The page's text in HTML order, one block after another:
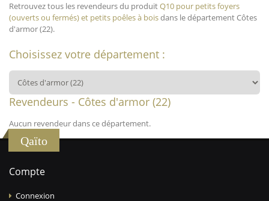
Retrouvez tous les revendeurs du produitQ10 pour petits foyers
(ouverts ou fermés) et petits poêles à boisdans le département Côtes
d'armor (22).
Choisissez votre département :
Revendeurs - Côtes d'armor (22)
Aucun revendeur dans ce département.
Qaïto
Compte
Connexion